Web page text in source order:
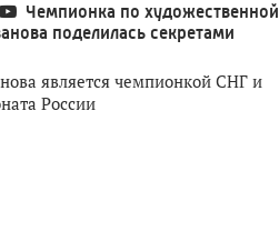
Чемпионка по художественной
поделилась секретами
является чемпионкой СНГ и
России